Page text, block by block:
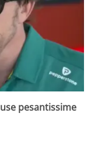
pesantissime